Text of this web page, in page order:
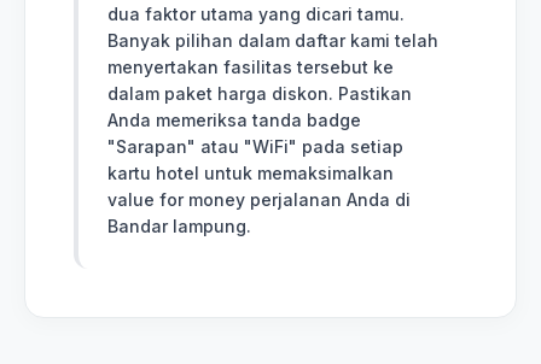
dua faktor utama yang dicari tamu.
Banyak pilihan dalam daftar kami telah
menyertakan fasilitas tersebut ke
dalam paket harga diskon. Pastikan
Anda memeriksa tanda badge
"Sarapan" atau "WiFi" pada setiap
kartu hotel untuk memaksimalkan
value for money perjalanan Anda di
Bandar lampung.